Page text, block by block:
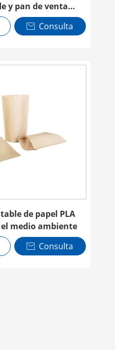
y pan de ventana
corbata de
 Consulta
de papel PLA
medio ambiente
 Consulta